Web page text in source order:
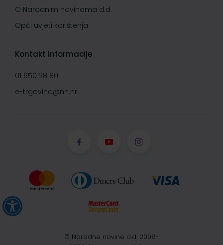
O Narodnim novinama d.d.
Opći uvjeti korištenja
Kontakt informacije
01 650 28 80
e-trgovina@nn.hr
© Narodne novine d.d. 2008-